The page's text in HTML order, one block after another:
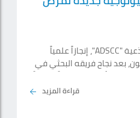
حقّق مركز أبوظبي للخلايا الجذعية "ADSCC"، إنجازاً علمياً
بعد نجاح فريقه البحثي في
يُعتقد أنها تؤدي دوراً محورياً
علمي نوعي من شأنه أن يمهد
قراءة المزيد